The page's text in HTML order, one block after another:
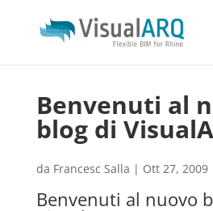
Benvenuti al
blog di
da Francesc Salla | Ott 27, 2009
Benvenuti al nuovo